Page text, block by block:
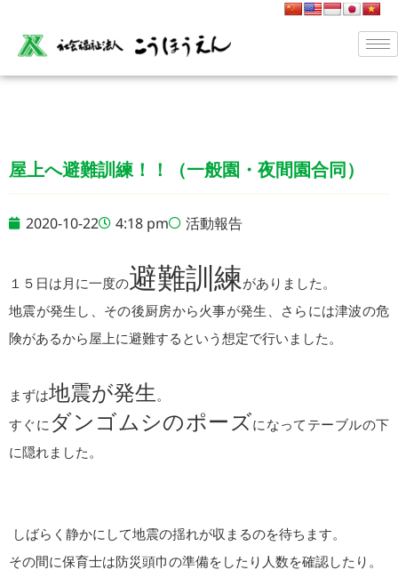
屋上へ避難訓練！！（一般園・夜間園合同）
2020-10-22 4:18 pm 活動報告
１５日は月に一度の避難訓練がありました。
地震が発生し、その後厨房から火事が発生、さらには津波の危
険があるから屋上に避難するという想定で行いました。
まずは地震が発生 。
すぐに ダンゴムシのポーズになってテーブルの下
に隠れました。
しばらく静かにして地震の揺れが収まるのを待ちます。
その間に保育士は防災頭巾の準備をしたり人数を確認したり。